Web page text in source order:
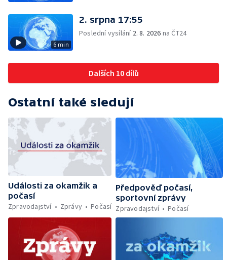
6 min
2. srpna 17:55
Poslední vysílání 2. 8. 2026 na ČT24
Dalších 10 dílů
Ostatní také sledují
Události za okamžik a
počasí
Zpravodajství
Zprávy Počasí
Předpověď počasí,
sportovní zprávy
Zpravodajství
Počasí